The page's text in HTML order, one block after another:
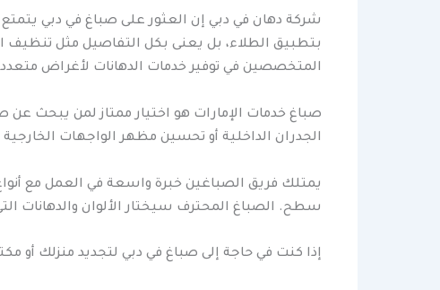
شركة دهان في دبي إن العثور على صباغ في دبي يتمتع
بتطبيق الطلاء، بل يعنى بكل التفاصيل مثل
المتخصصين في توفير خدمات الدهانات لأغراض
صباغ خدمات الإمارات هو اختيار ممتاز لمن يبحث عن
الجدران الداخلية أو تحسين مظهر الواجهات
يمتلك فريق الصباغين خبرة واسعة في العمل مع
سطح. الصباغ المحترف سيختار الألوان والدهانات
إذا كنت في حاجة إلى صباغ في دبي لتجديد منزلك أو